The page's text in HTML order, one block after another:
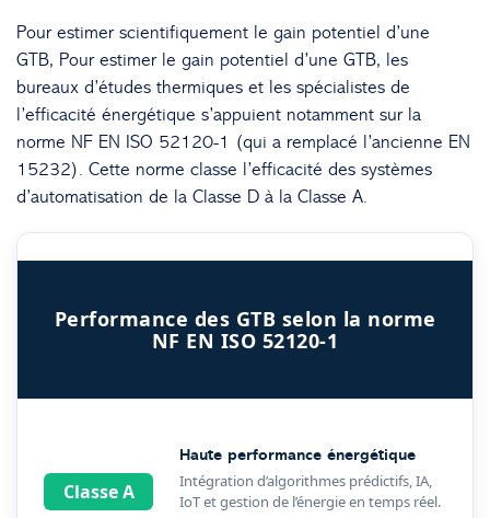
Pour estimer scientifiquement le gain potentiel d’une
GTB, Pour estimer le gain potentiel d’une GTB, les
bureaux d’études thermiques et les spécialistes de
l’efficacité énergétique s’appuient notamment sur la
norme NF EN ISO 52120-1 (qui a remplacé l’ancienne EN
15232). Cette norme classe l’efficacité des systèmes
d’automatisation de la Classe D à la Classe A.
Performance des GTB selon la norme
NF EN ISO 52120-1
Classe A
Haute performance énergétique
Intégration d’algorithmes prédictifs, IA,
IoT et gestion de l’énergie en temps réel.